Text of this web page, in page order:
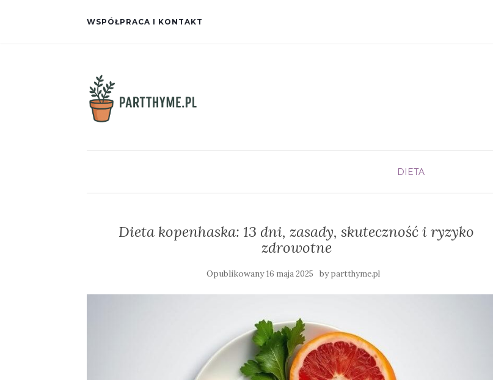
WSPÓŁPRACA I KONTAKT
DIETA
Dieta kopenhaska: 13 dni, zasady, skuteczność i ryzyko
zdrowotne
Opublikowany16 maja 2025 bypartthyme.pl